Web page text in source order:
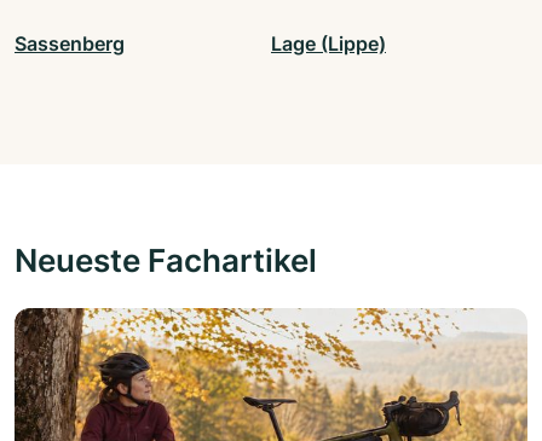
Sassenberg Lage (Lippe)
Neueste Fachartikel